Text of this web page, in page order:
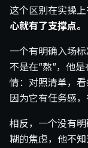
这个区别在实操上
心就有了支撑点。
一个有明确入场
不是在”熬”，他
情：对照清单，
因为它有任务感，
相反，一个没有
糊的焦虑，他不